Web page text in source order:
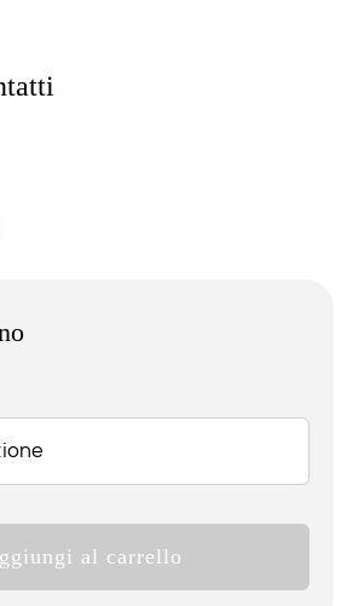
al carrello